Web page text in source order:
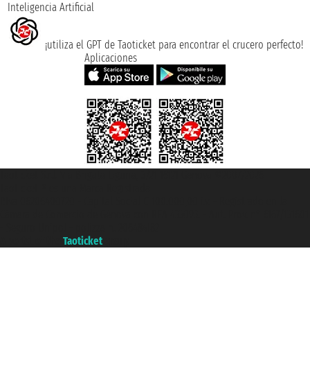
Inteligencia Artificial
¡utiliza el GPT de Taoticket para encontrar el crucero perfecto!
Aplicaciones
Taoticket